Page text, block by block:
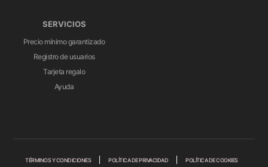
SERVICIOS
Precio mínimo garantizado
Registro de usuarios
Tarjeta regalo
Ayuda
TÉRMINOS Y CONDICIONES POLÍTICA DE PRIVACIDAD POLÍTICA DE COOKIES